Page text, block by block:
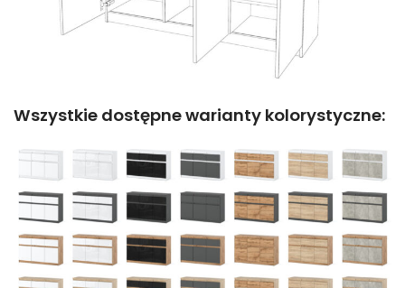
Wszystkie dostępne warianty kolorystyczne: